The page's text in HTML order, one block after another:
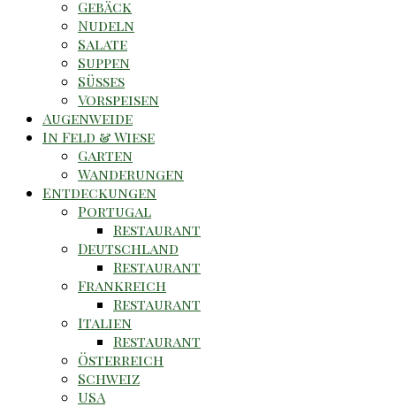
Gebäck
Nudeln
Salate
Suppen
Süsses
Vorspeisen
Augenweide
In Feld & Wiese
Garten
Wanderungen
Entdeckungen
Portugal
Restaurant
Deutschland
Restaurant
Frankreich
Restaurant
Italien
Restaurant
Österreich
Schweiz
USA